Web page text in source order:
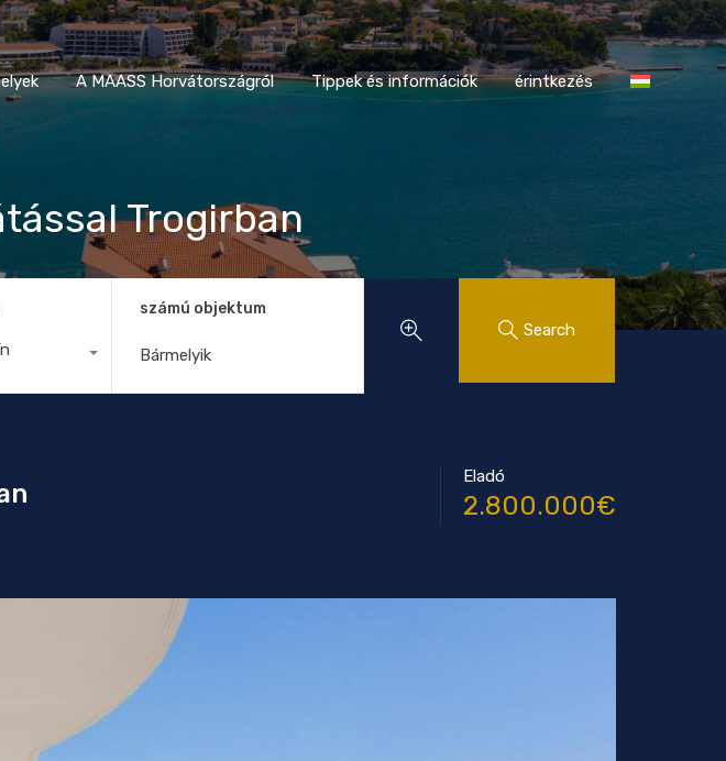
és helyek A MAASS Horvátországról Tippek és információk érintkezés
A MAASS Horvátországról Tippek és információk érintkezés
Trogirban
számú objektum
Search
Eladó
2.800.000€